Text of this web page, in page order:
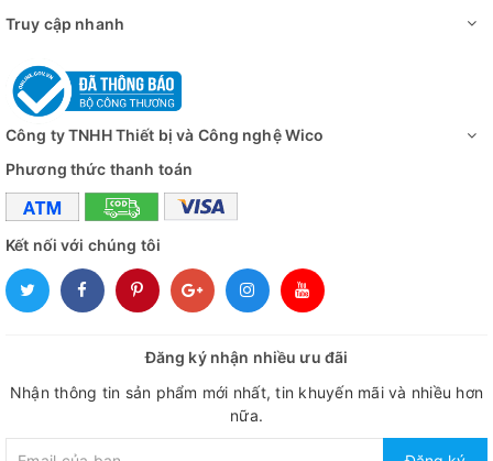
Truy cập nhanh
Công ty TNHH Thiết bị và Công nghệ Wico
Phương thức thanh toán
Kết nối với chúng tôi
Đăng ký nhận nhiều ưu đãi
Nhận thông tin sản phẩm mới nhất, tin khuyến mãi và nhiều hơn
nữa.